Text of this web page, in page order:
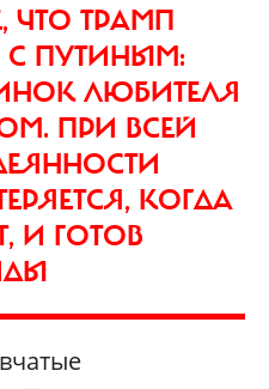
ЧТО ТРАМП
С ПУТИНЫМ:
ЛЮБИТЕЛЯ
ПРИ ВСЕЙ
КОГДА
И ГОТОВ